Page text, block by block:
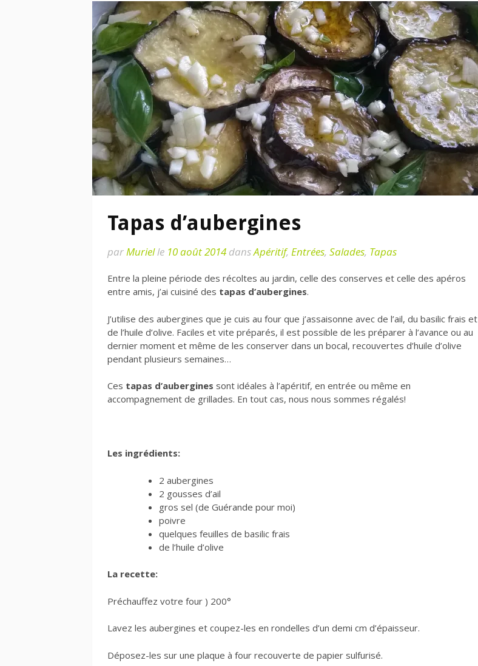
Tapas d’aubergines
parMurielle 10 août 2014 dansApéritif, Entrées, Salades, Tapas
Entre la pleine période des récoltes au jardin, celle des conserves et celle des apéros
entre amis, j’ai cuisiné des tapas d’aubergines.
J’utilise des aubergines que je cuis au four que j’assaisonne avec de l’ail, du basilic frais et
de l’huile d’olive. Faciles et vite préparés, il est possible de les préparer à l’avance ou au
dernier moment et même de les conserver dans un bocal, recouvertes d’huile d’olive
pendant plusieurs semaines…
Ces tapas d’aubergines sont idéales à l’apéritif, en entrée ou même en
accompagnement de grillades. En tout cas, nous nous sommes régalés!
Les ingrédients:
2 aubergines
2 gousses d’ail
gros sel (de Guérande pour moi)
poivre
quelques feuilles de basilic frais
de l’huile d’olive
La recette:
Préchauffez votre four ) 200°
Lavez les aubergines et coupez-les en rondelles d’un demi cm d’épaisseur.
Déposez-les sur une plaque à four recouverte de papier sulfurisé.